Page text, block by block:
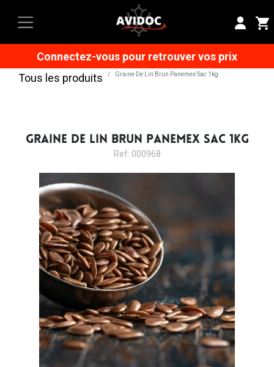
Connectez-vous pour retrouver vos prix
Tous les produits
Graine De Lin Brun Panemex Sac 1kg
GRAINE DE LIN BRUN PANEMEX SAC 1KG
Ref: 000968